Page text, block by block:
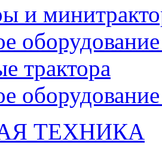
и
трактора
ТЕХНИКА